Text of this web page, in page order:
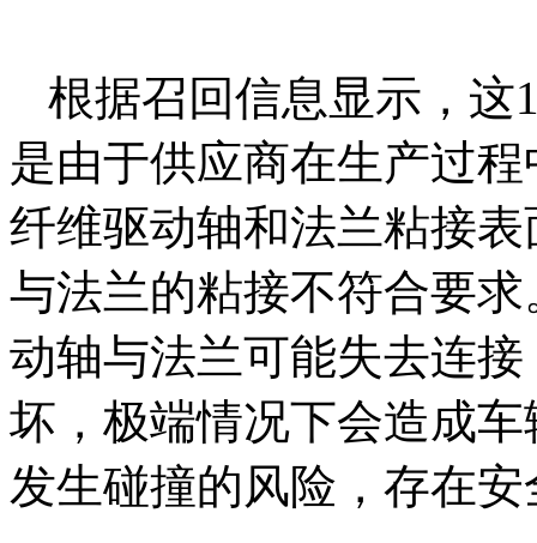
根据召回信息显示，这
是由于供应商在生产过
纤维驱动轴和法兰粘接
与法兰的粘接不符合要
动轴与法兰可能失去连
坏，极端情况下会造成
发生碰撞的风险，存在